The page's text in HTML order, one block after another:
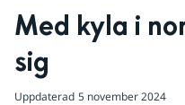
Med kyla i
sig
Uppdaterad 5 november 2024